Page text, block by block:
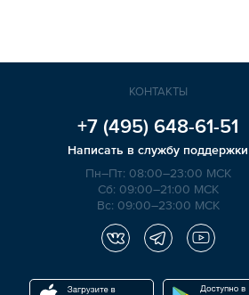
КОНТАКТЫ
+7 (495) 648-61-51
Написать в службу поддержки
Пн–Пт: 08:00–23:00 МСК
Сб: 09:00–21:00 МСК
Вс: 09:00–23:00 МСК